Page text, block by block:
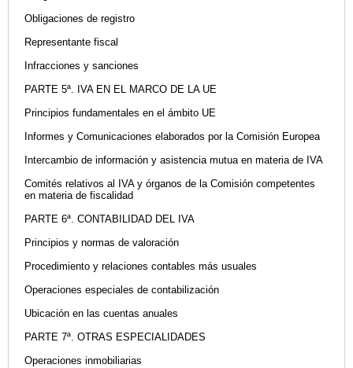
Obligaciones de registro
Representante fiscal
Infracciones y sanciones
PARTE 5ª. IVA EN EL MARCO DE LA UE
Principios fundamentales en el ámbito UE
Informes y Comunicaciones elaborados por la Comisión Europea
Intercambio de información y asistencia mutua en materia de IVA
Comités relativos al IVA y órganos de la Comisión competentes
en materia de fiscalidad
PARTE 6ª. CONTABILIDAD DEL IVA
Principios y normas de valoración
Procedimiento y relaciones contables más usuales
Operaciones especiales de contabilización
Ubicación en las cuentas anuales
PARTE 7ª. OTRAS ESPECIALIDADES
Operaciones inmobiliarias